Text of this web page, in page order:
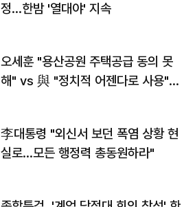
정…한밤 '열대야' 지속
오세훈 "용산공원 주택공급 동의 못
해" vs 與 "정치적 어젠다로 사용"
李대통령 "외신서 보던 폭염 상황 현
실로…모든 행정력 총동원하라"